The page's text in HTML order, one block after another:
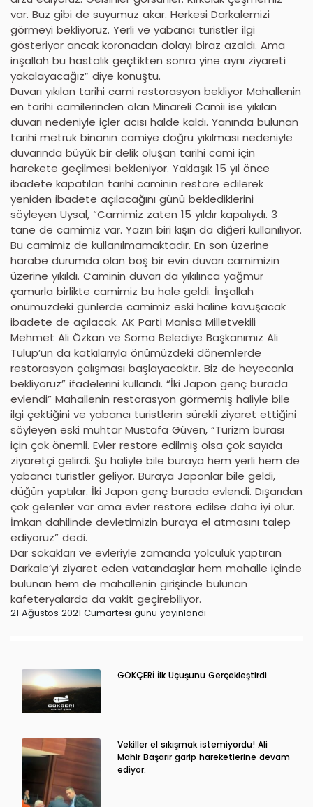
var. Buz gibi de suyumuz akar. Herkesi Darkalemizi
görmeyi bekliyoruz. Yerli ve yabancı turistler ilgi
gösteriyor ancak koronadan dolayı biraz azaldı. Ama
inşallah bu hastalık geçtikten sonra yine aynı ziyareti
yakalayacağız” diye konuştu.
Duvarı yıkılan tarihi cami restorasyon bekliyor Mahallenin
en tarihi camilerinden olan Minareli Camii ise yıkılan
duvarı nedeniyle içler acısı halde kaldı. Yanında bulunan
tarihi metruk binanın camiye doğru yıkılması nedeniyle
duvarında büyük bir delik oluşan tarihi cami için
harekete geçilmesi bekleniyor. Yaklaşık 15 yıl önce
ibadete kapatılan tarihi caminin restore edilerek
yeniden ibadete açılacağını günü beklediklerini
söyleyen Uysal, “Camimiz zaten 15 yıldır kapalıydı. 3
tane de camimiz var. Yazın biri kışın da diğeri kullanılıyor.
Bu camimiz de kullanılmamaktadır. En son üzerine
harabe durumda olan boş bir evin duvarı camimizin
üzerine yıkıldı. Caminin duvarı da yıkılınca yağmur
çamurla birlikte camimiz bu hale geldi. İnşallah
önümüzdeki günlerde camimiz eski haline kavuşacak
ibadete de açılacak. AK Parti Manisa Milletvekili
Mehmet Ali Özkan ve Soma Belediye Başkanımız Ali
Tulup’un da katkılarıyla önümüzdeki dönemlerde
restorasyon çalışması başlayacaktır. Biz de heyecanla
bekliyoruz” ifadelerini kullandı. “İki Japon genç burada
evlendi” Mahallenin restorasyon görmemiş haliyle bile
ilgi çektiğini ve yabancı turistlerin sürekli ziyaret ettiğini
söyleyen eski muhtar Mustafa Güven, “Turizm burası
için çok önemli. Evler restore edilmiş olsa çok sayıda
ziyaretçi gelirdi. Şu haliyle bile buraya hem yerli hem de
yabancı turistler geliyor. Buraya Japonlar bile geldi,
düğün yaptılar. İki Japon genç burada evlendi. Dışarıdan
çok gelenler var ama evler restore edilse daha iyi olur.
İmkan dahilinde devletimizin buraya el atmasını talep
ediyoruz” dedi.
Dar sokakları ve evleriyle zamanda yolculuk yaptıran
Darkale’yi ziyaret eden vatandaşlar hem mahalle içinde
bulunan hem de mahallenin girişinde bulunan
kafeteryalarda da vakit geçirebiliyor.
21 Ağustos 2021 Cumartesi günü yayınlandı
GÖKÇERİ İlk Uçuşunu Gerçekleştirdi
Vekiller el sıkışmak istemiyordu! Ali
Mahir Başarır garip hareketlerine devam
ediyor.